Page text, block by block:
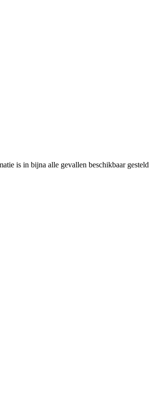
is in bijna alle gevallen beschikbaar gesteld